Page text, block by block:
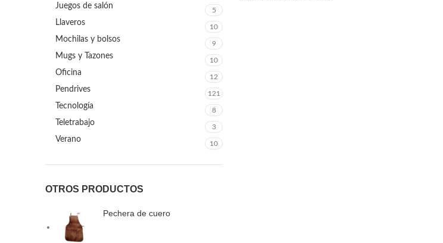
Juegos de salón 5
Llaveros 10
Mochilas y bolsos 9
Mugs y Tazones 10
Oficina 12
Pendrives 121
Tecnología 8
Teletrabajo 3
Verano 10
OTROS PRODUCTOS
Pechera de cuero